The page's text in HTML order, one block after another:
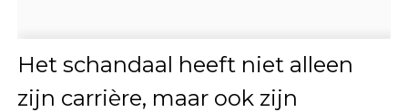
Het schandaal heeft niet alleen
zijn carrière, maar ook zijn